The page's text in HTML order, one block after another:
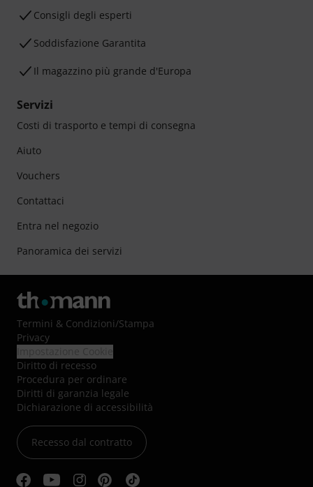
Consigli degli esperti
Soddisfazione Garantita
Il magazzino più grande d'Europa
Servizi
Costi di trasporto e tempi di consegna
Aiuto
Vouchers
Contattaci
Entra nel negozio
Panoramica dei servizi
Termini & Condizioni/Stampa
Privacy
Diritto di recesso
Procedura per ordinare
Diritti di garanzia legale
Dichiarazione di accessibilità
Recesso dal contratto